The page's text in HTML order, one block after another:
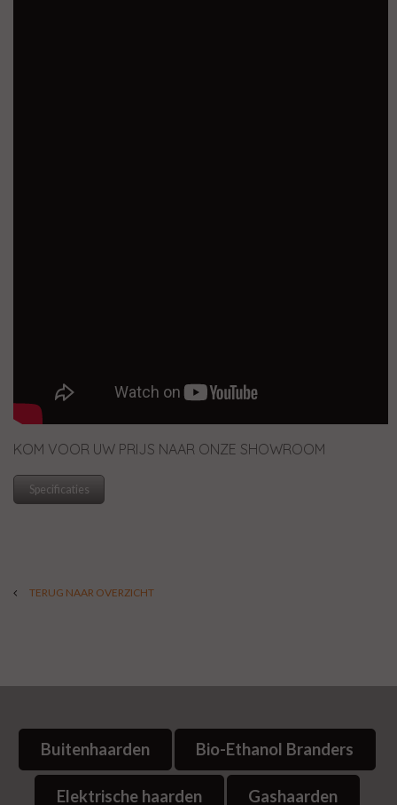
KOM VOOR UW PRIJS NAAR ONZE SHOWROOM
Specificaties
TERUG NAAR OVERZICHT
Buitenhaarden Bio-Ethanol Branders
Elektrische haarden Gashaarden